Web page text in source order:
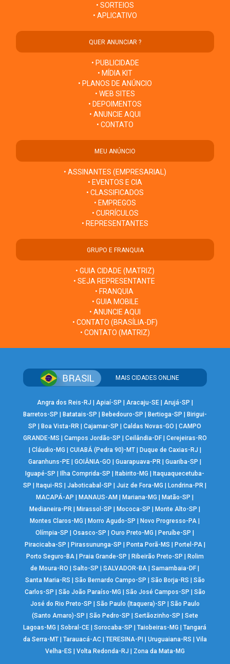
• SORTEIOS
• APLICATIVO
QUER ANUNCIAR ?
• PUBLICIDADE
• MÍDIA KIT
• PLANOS DE ANÚNCIO
• WEB SITES
• DEPOIMENTOS
• ANUNCIE AQUI
• CONTATO
MEU ANÚNCIO
• ASSINANTES (EMPRESARIAL)
• EVENTOS E CIA
• CLASSIFICADOS
• EMPREGOS
• CURRÍCULOS
• REPRESENTANTES
GRUPO E FRANQUIA
• GUIA CIDADE (MATRIZ)
• SEJA REPRESENTANTE
• FRANQUIA
• GUIA MOBILE
• ANUNCIE AQUI
• CONTATO (BRASÍLIA-DF)
• CONTATO (MATRIZ)
MAIS CIDADES ONLINE
Angra dos Reis-RJ Apiaí-SP Aracaju-SE| Arujá-SP
Barretos-SP
Batatais-SP Bebedouro-SP Bertioga-SP
Birigui-
SP
Boa Vista-RR |Cajamar-SP |Caldas Novas-GO |CAMPO
GRANDE-MS
Campos Jordão-SP Ceilândia-DF| Cerejeiras-RO
Cláudio-MG CUIABÁ (Pedra 90)-MT| Duque de Caxias-RJ
Garanhuns-PE |GOIÂNIA-GO |Guarapuava-PR |Guariba-SP
Iguapé-SP
Ilha Comprida-SP Itabirito-MG
Itaquaquecetuba-
SP
Itaqui-RS |Jaboticabal-SP |Juiz de Fora-MG Londrina-PR
MACAPÁ-AP
MANAUS-AM Mariana-MG Matão-SP
Medianeira-PR
Mirassol-SP Mococa-SP Monte Alto-SP
Montes Claros-MG
Morro Agudo-SP Novo Progresso-PA
Olímpia-SP
|Osasco-SP |Ouro Preto-MG Peruíbe-SP
Piracicaba-SP
Pirassununga-SP Ponta Porã-MS Portel-PA|
Porto Seguro-BA| Praia Grande-SP Ribeirão Preto-SP
Rolim
de Moura-RO
|Salto-SP |SALVADOR-BA |Samambaia-DF
Santa Maria-RS
São Bernardo Campo-SP São Borja-RS
São
Carlos-SP
São João Paraíso-MG São José Campos-SP
São
José do Rio Preto-SP
São Paulo (Itaquera)-SP
São Paulo
(Santo Amaro)-SP
São Pedro-SP Sertãozinho-SP
Sete
Lagoas-MG
|Sobral-CE |Sorocaba-SP |Taiobeiras-MG |Tangará
da Serra-MT| Tarauacá-AC| TERESINA-PI Uruguaiana-RS
Vila
Velha-ES
Volta Redonda-RJ Zona da Mata-MG